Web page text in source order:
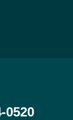
0520